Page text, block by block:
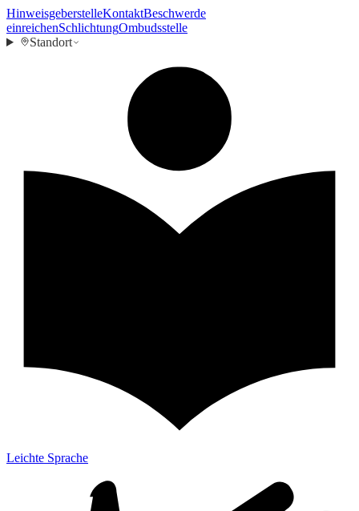
HinweisgeberstelleKontaktBeschwerde
einreichenSchlichtungOmbudsstelle
Standort
Leichte Sprache